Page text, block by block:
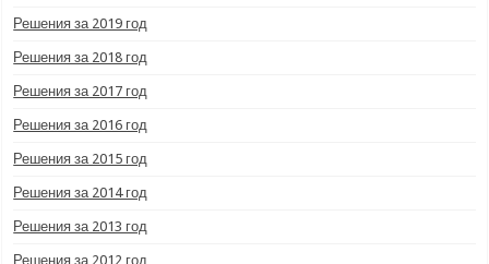
Решения за 2019 год
Решения за 2018 год
Решения за 2017 год
Решения за 2016 год
Решения за 2015 год
Решения за 2014 год
Решения за 2013 год
Решения за 2012 год